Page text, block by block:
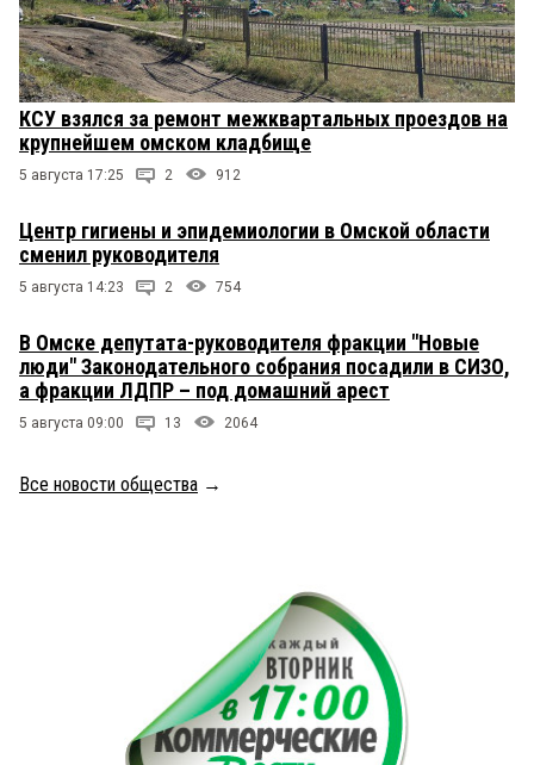
КСУ взялся за ремонт межквартальных проездов на
крупнейшем омском кладбище
5 августа 17:25 2 912
Центр гигиены и эпидемиологии в Омской области
сменил руководителя
5 августа 14:23 2 754
В Омске депутата-руководителя фракции "Новые
люди" Законодательного собрания посадили в СИЗО,
а фракции ЛДПР – под домашний арест
5 августа 09:00 13 2064
Все новости общества →